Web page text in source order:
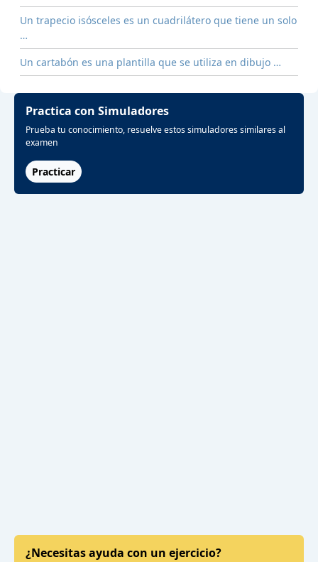
Un trapecio isósceles es un cuadrilátero que tiene un solo
…
Un cartabón es una plantilla que se utiliza en dibujo …
Practica con Simuladores
Prueba tu conocimiento, resuelve estos simuladores similares al
examen
Practicar
¿Necesitas ayuda con un ejercicio?